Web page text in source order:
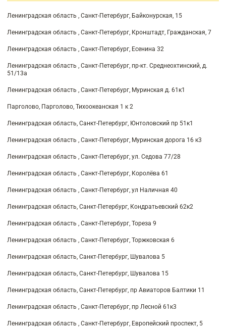
Ленинградская область , Санкт-Петербург, Байконурская, 15
Ленинградская область , Санкт-Петербург, Кронштадт, Гражданская, 7
Ленинградская область , Санкт-Петербург, Есенина 32
Ленинградская область , Санкт-Петербург, пр-кт. Среднеохтинский, д.
51/13а
Ленинградская область , Санкт-Петербург, Муринская д. 61к1
Парголово, Парголово, Тихоокеанская 1 к 2
Ленинградская область, Санкт-Петербург, Юнтоловский пр 51к1
Ленинградская область , Санкт-Петербург, Муринская дорога 16 к3
Ленинградская область , Санкт-Петербург, ул. Седова 77/28
Ленинградская область , Санкт-Петербург, Королёва 61
Ленинградская область , Санкт-Петербург, ул Наличная 40
Ленинградская область, Санкт-Петербург, Кондратьевский 62к2
Ленинградская область , Санкт-Петербург, Тореза 9
Ленинградская область , Санкт-Петербург, Торжковская 6
Ленинградская область, Санкт-Петербург, Шувалова 5
Ленинградская область, Санкт-Петербург, Шувалова 15
Ленинградская область, Санкт-Петербург, пр Авиаторов Балтики 11
Ленинградская область , Санкт-Петербург, пр Лесной 61к3
Ленинградская область , Санкт-Петербург, Европейский проспект, 5